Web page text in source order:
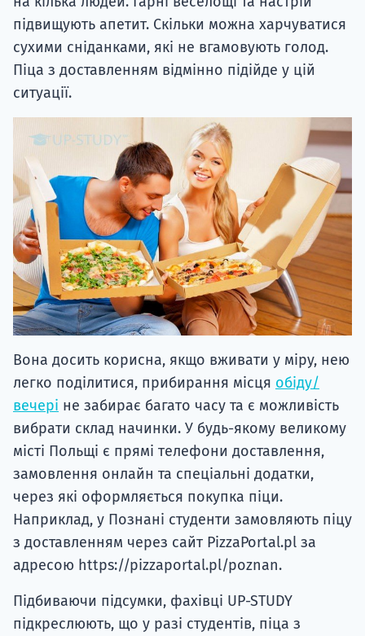
підвищують апетит. Скільки можна харчуватися
сухими сніданками, які не вгамовують голод.
Піца з доставленням відмінно підійде у цій
ситуації.
Вона досить корисна, якщо вживати у міру, нею
легко поділитися, прибирання місця обіду/
вечері не забирає багато часу та є можливість
вибрати склад начинки. У будь-якому великому
місті Польщі є прямі телефони доставлення,
замовлення онлайн та спеціальні додатки,
через які оформляється покупка піци.
Наприклад, у Познані студенти замовляють піцу
з доставленням через сайт PizzaPortal.pl за
адресою https://pizzaportal.pl/poznan.
Підбиваючи підсумки, фахівці UP-STUDY
підкреслюють, що у разі студентів, піца з